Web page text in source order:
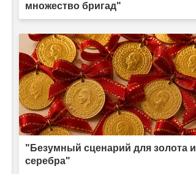
множество бригад"
"Безумный сценарий для золота и
серебра"